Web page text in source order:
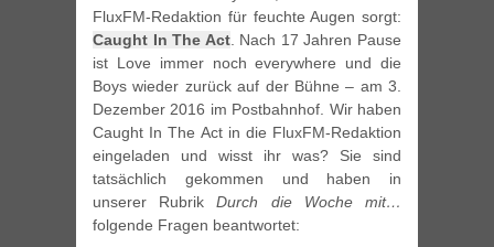
FluxFM-Redaktion für feuchte Augen sorgt:
Caught In The Act. Nach 17 Jahren Pause
ist Love immer noch everywhere und die
Boys wieder zurück auf der Bühne – am 3.
Dezember 2016 im Postbahnhof. Wir haben
Caught In The Act in die FluxFM-Redaktion
eingeladen und wisst ihr was? Sie sind
tatsächlich gekommen und haben in
unserer RubrikDurch die Woche mit…
folgende Fragen beantwortet: